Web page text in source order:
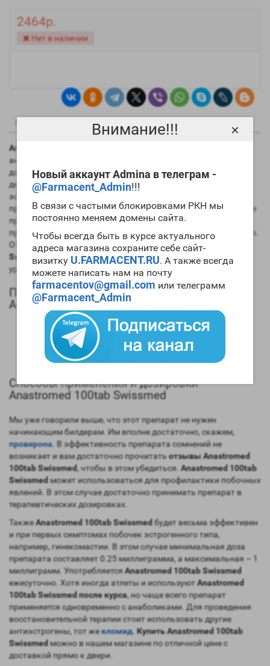
Внимание!!!
Новый аккаунт Admina в телеграм -
@Farmacent_Admin!!!
В связи с частыми блокировками РКН мы
постоянно меняем домены сайта.
Чтобы всегда быть в курсе актуального
адреса магазина сохраните себе сайт-
визитку U.FARMACENT.RU. А также всегда
можете написать нам на почту
farmacentov@gmail.com или телеграмм
@Farmacent_Admin
×
2464р.
Нет в наличии
Описание Отзывы
Anastromed 100tab Swissmed
антиэстрогена во время мощных анаболических циклов. На
данный момент этот препарат является наиболее
действенным средством для борьбы с высоким уровнем
эстрогенов. Заметим, что начинающим спортсменам его
применять не имеет смысла, так как ими используется легкие
препараты. А вот для опытных атлетов и спортсменов с
предрасположенностью к ароматизации это отличный выбор.
Отметим и тот факт, что сочетаниеAnastromed 100tab
Swissmed цена–эффективностьнаходятся на высоком
уровне.
Положительные качества и эффекты
Anastromed 100tab Swissmed
Мощное антиэстрогенное воздействие на организм;
Активно подавляет процесс ароматизации;
Блокирует концентрацию женских гормонов;
Обладает высоким показателем быстродействия.
Способы применения и дозировки
Anastromed 100tab Swissmed
Мы уже говорили выше, что этот препарат не нужен
начинающим билдерам. Им вполне достаточно, скажем,
провирона . В эффективность препарата сомнений не
возникает и вам достаточно прочитатьотзывы Anastromed
100tab Swissmed, чтобы в этом убедиться. Anastromed 100tab
Swissmed может использоваться для профилактики побочных
явлений. В этом случае достаточно принимать препарат в
терапевтических дозировках.
ТакжеAnastromed 100tab Swissmed будет весьма эффективен
и при первых симптомах побочек эстрогенного типа,
например, гинекомастии. В этом случае минимальная доза
препарата составляет 0.25 миллиграмма, а максимальная – 1
миллиграмм. УпотребляетсяAnastromed 100tab Swissmed
ежесуточно. Хотя иногда атлеты и используют Anastromed
100tab Swissmed после курса, но чаще всего препарат
применяется одновременно с анаболиками. Для проведения
восстановительной терапии стоит использовать другие
антиэстрогены, тот жекломид. Купить Anastromed 100tab
Swissmed можно в нашем магазине по отличной цене с
доставкой прямо к двери.